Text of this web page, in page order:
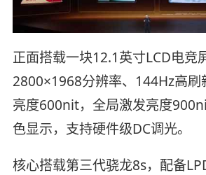
正面搭载一块12.1英寸LCD电竞
2800×1968分辨率、144Hz高刷
亮度600nit，全局激发亮度
色显示，支持硬件级DC调光。
核心搭载第三代骁龙8s，配备